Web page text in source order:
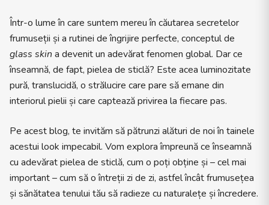
Într-o lume în care suntem mereu în căutarea secretelor
frumuseții și a rutinei de îngrijire perfecte, conceptul de
glass skin a devenit un adevărat fenomen global. Dar ce
înseamnă, de fapt, pielea de sticlă? Este acea luminozitate
pură, translucidă, o strălucire care pare să emane din
interiorul pielii și care captează privirea la fiecare pas.
Pe acest blog, te invităm să pătrunzi alături de noi în tainele
acestui look impecabil. Vom explora împreună ce înseamnă
cu adevărat pielea de sticlă, cum o poți obține și – cel mai
important – cum să o întreții zi de zi, astfel încât frumusețea
și sănătatea tenului tău să radieze cu naturalețe și încredere.